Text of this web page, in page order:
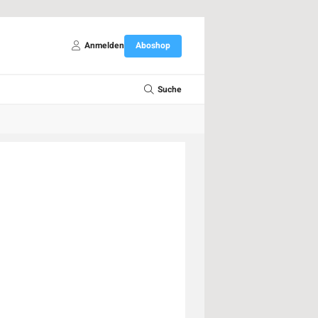
Anmelden Aboshop
Suche